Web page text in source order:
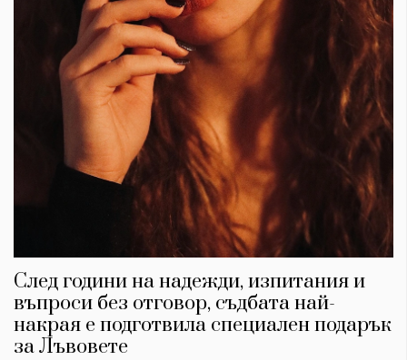
След години на надежди, изпитания и
въпроси без отговор, съдбата най-
накрая е подготвила специален подарък
за Лъвовете